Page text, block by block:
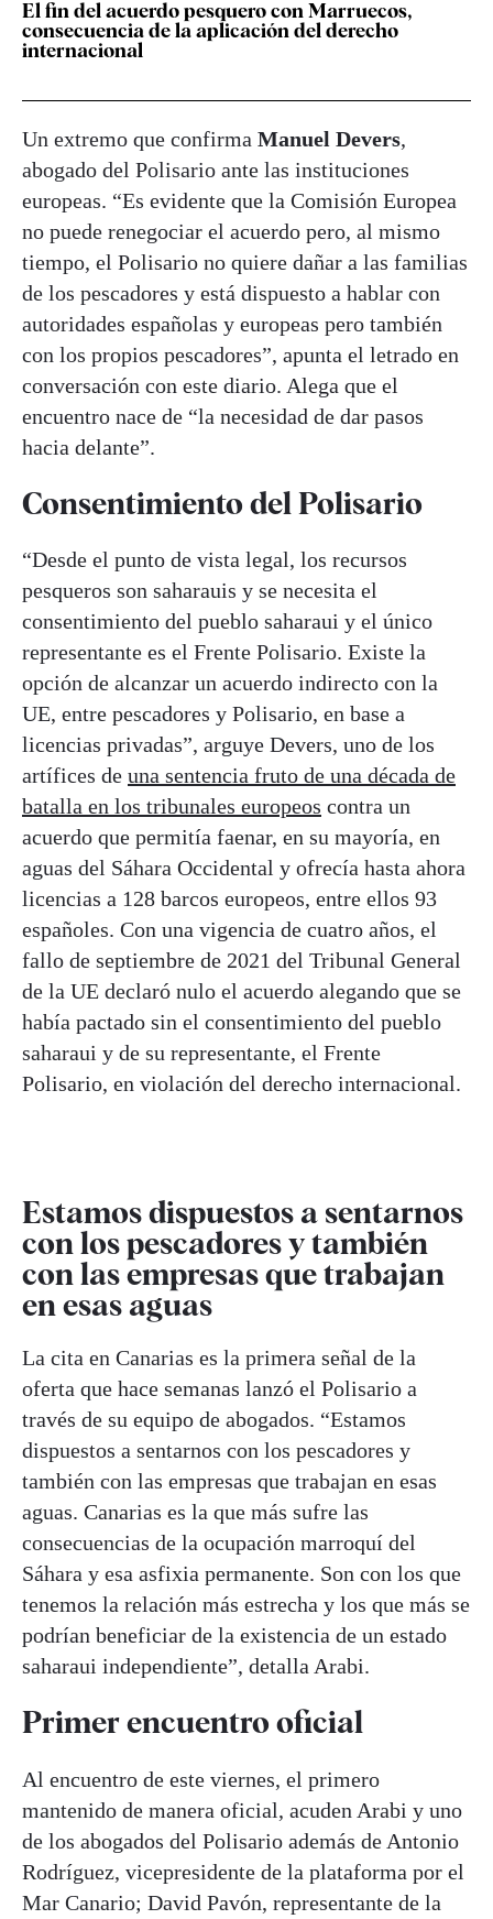
El fin del acuerdo pesquero con Marruecos,
consecuencia de la aplicación del derecho
internacional
Un extremo que confirma Manuel Devers,
abogado del Polisario ante las instituciones
europeas. “Es evidente que la Comisión Europea
no puede renegociar el acuerdo pero, al mismo
tiempo, el Polisario no quiere dañar a las familias
de los pescadores y está dispuesto a hablar con
autoridades españolas y europeas pero también
con los propios pescadores”, apunta el letrado en
conversación con este diario. Alega que el
encuentro nace de “la necesidad de dar pasos
hacia delante”.
Consentimiento del Polisario
“Desde el punto de vista legal, los recursos
pesqueros son saharauis y se necesita el
consentimiento del pueblo saharaui y el único
representante es el Frente Polisario. Existe la
opción de alcanzar un acuerdo indirecto con la
UE, entre pescadores y Polisario, en base a
licencias privadas”, arguye Devers, uno de los
artífices de una sentencia fruto de una década de
batalla en los tribunales europeos contra un
acuerdo que permitía faenar, en su mayoría, en
aguas del Sáhara Occidental y ofrecía hasta ahora
licencias a 128 barcos europeos, entre ellos 93
españoles. Con una vigencia de cuatro años, el
fallo de septiembre de 2021 del Tribunal General
de la UE declaró nulo el acuerdo alegando que se
había pactado sin el consentimiento del pueblo
saharaui y de su representante, el Frente
Polisario, en violación del derecho internacional.
Estamos dispuestos a sentarnos
con los pescadores y también
con las empresas que trabajan
en esas aguas
La cita en Canarias es la primera señal de la
oferta que hace semanas lanzó el Polisario a
través de su equipo de abogados. “Estamos
dispuestos a sentarnos con los pescadores y
también con las empresas que trabajan en esas
aguas. Canarias es la que más sufre las
consecuencias de la ocupación marroquí del
Sáhara y esa asfixia permanente. Son con los que
tenemos la relación más estrecha y los que más se
podrían beneficiar de la existencia de un estado
saharaui independiente”, detalla Arabi.
Primer encuentro oficial
Al encuentro de este viernes, el primero
mantenido de manera oficial, acuden Arabi y uno
de los abogados del Polisario además de Antonio
Rodríguez, vicepresidente de la plataforma por el
Mar Canario; David Pavón, representante de la